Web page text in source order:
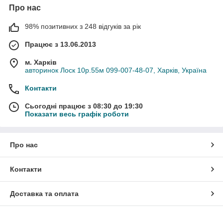
Про нас
98% позитивних з 248 відгуків за рік
Працює з 13.06.2013
м. Харків
авторинок Лоск 10р.55м 099-007-48-07, Харків, Україна
Контакти
Сьогодні працює з 08:30 до 19:30
Показати весь графік роботи
Про нас
Контакти
Доставка та оплата